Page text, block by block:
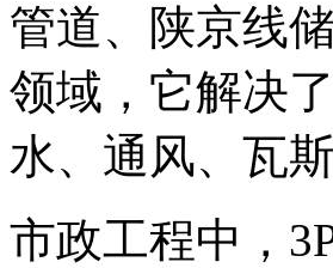
管道、陕京线
领域，它解决
水、通风、瓦
市政工程中，